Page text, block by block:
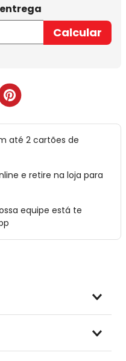
até 2 cartões de
e retire na loja para
equipe está te